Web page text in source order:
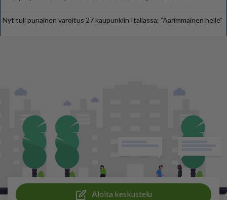
Nyt tuli punainen varoitus 27 kaupunkiin Italiassa: ”Äärimmäinen helle”
Aloita keskustelu